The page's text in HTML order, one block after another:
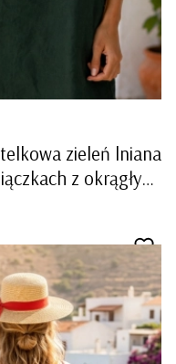
zieleń lniana
z okrągłym
wstawkami